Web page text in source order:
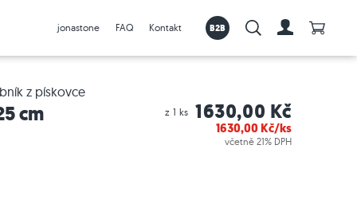
jonastone FAQ Kontakt B2B Vyhledávání: Počet
z pískovce
cm z 1 ks 1630,00 Kč
1630,00 Kč/ks
včetně 21% DPH